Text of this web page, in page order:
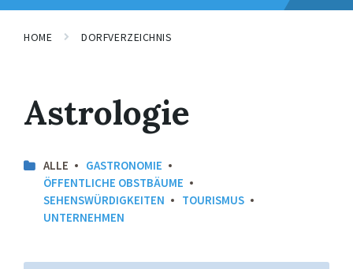
HOME DORFVERZEICHNIS
Astrologie
ALLE
GASTRONOMIE
ÖFFENTLICHE OBSTBÄUME
SEHENSWÜRDIGKEITEN
TOURISMUS
UNTERNEHMEN